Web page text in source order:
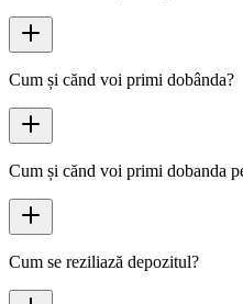
Cum și cănd voi primi dobânda?
Cum și cănd voi primi dobanda
Cum se reziliază depozitul?